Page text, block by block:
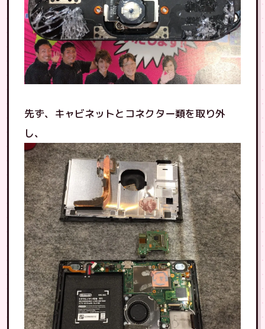
先ず、キャビネットとコネクター類を取り外
し、